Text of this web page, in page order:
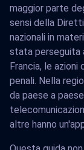
maggior parte
sensi della
nazionali in
stata perseguita
Francia, le
penali. Nella
da paese a
altre hanno